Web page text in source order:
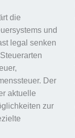
die
und
legal senken
Der
aktuelle
zur